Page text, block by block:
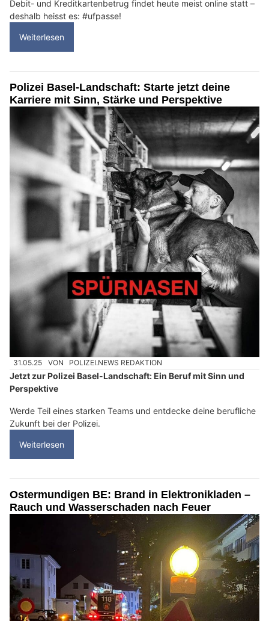
Debit- und Kreditkartenbetrug findet heute meist online statt –
deshalb heisst es: #ufpasse!
Weiterlesen
Polizei Basel-Landschaft: Starte jetzt deine
Karriere mit Sinn, Stärke und Perspektive
31.05.25 VON POLIZEI.NEWS REDAKTION
Jetzt zur Polizei Basel-Landschaft: Ein Beruf mit Sinn und
Perspektive
Werde Teil eines starken Teams und entdecke deine berufliche
Zukunft bei der Polizei.
Weiterlesen
Ostermundigen BE: Brand in Elektronikladen –
Rauch und Wasserschaden nach Feuer